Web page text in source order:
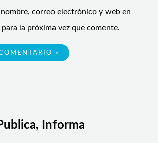
correo electrónico y web en
la próxima vez que comente.
Informa